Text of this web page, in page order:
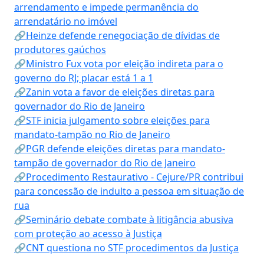
arrendamento e impede permanência do
arrendatário no imóvel
🔗Heinze defende renegociação de dívidas de
produtores gaúchos
🔗Ministro Fux vota por eleição indireta para o
governo do RJ; placar está 1 a 1
🔗Zanin vota a favor de eleições diretas para
governador do Rio de Janeiro
🔗STF inicia julgamento sobre eleições para
mandato-tampão no Rio de Janeiro
🔗PGR defende eleições diretas para mandato-
tampão de governador do Rio de Janeiro
🔗Procedimento Restaurativo - Cejure/PR contribui
para concessão de indulto a pessoa em situação de
rua
🔗Seminário debate combate à litigância abusiva
com proteção ao acesso à Justiça
🔗CNT questiona no STF procedimentos da Justiça